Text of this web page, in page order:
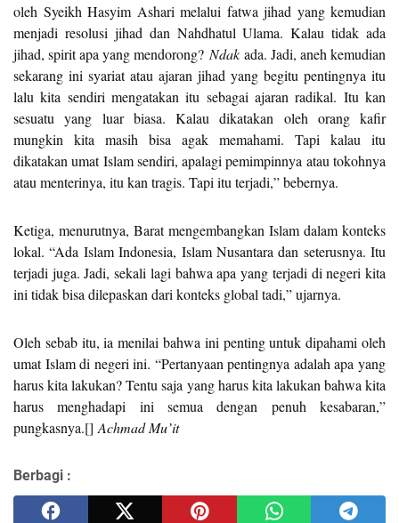
oleh Syeikh Hasyim Ashari melalui fatwa jihad yang kemudian
menjadi resolusi jihad dan Nahdhatul Ulama. Kalau tidak ada
jihad, spirit apa yang mendorong? Ndakada. Jadi, aneh kemudian
sekarang ini syariat atau ajaran jihad yang begitu pentingnya itu
lalu kita sendiri mengatakan itu sebagai ajaran radikal. Itu kan
sesuatu yang luar biasa. Kalau dikatakan oleh orang kafir
mungkin kita masih bisa agak memahami. Tapi kalau itu
dikatakan umat Islam sendiri, apalagi pemimpinnya atau tokohnya
atau menterinya, itu kan tragis. Tapi itu terjadi,” bebernya.
Ketiga, menurutnya, Barat mengembangkan Islam dalam konteks
lokal. “Ada Islam Indonesia, Islam Nusantara dan seterusnya. Itu
terjadi juga. Jadi, sekali lagi bahwa apa yang terjadi di negeri kita
ini tidak bisa dilepaskan dari konteks global tadi,” ujarnya.
Oleh sebab itu, ia menilai bahwa ini penting untuk dipahami oleh
umat Islam di negeri ini. “Pertanyaan pentingnya adalah apa yang
harus kita lakukan? Tentu saja yang harus kita lakukan bahwa kita
harus menghadapi ini semua dengan penuh kesabaran,”
pungkasnya.[] Achmad Mu’it
Berbagi :